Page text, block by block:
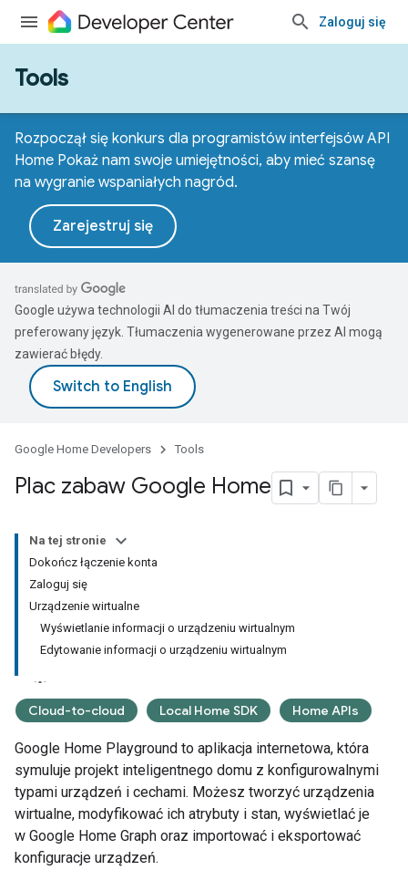
Zaloguj się
Tools
Rozpoczął się konkurs dla programistów interfejsów API
Home Pokaż nam swoje umiejętności, aby mieć szansę
na wygranie wspaniałych nagród.
Zarejestruj się
Google używa technologii AI do tłumaczenia treści na Twój
preferowany język. Tłumaczenia wygenerowane przez AI mogą
zawierać błędy.
Google Home Developers Tools
Plac zabaw Google Home
Na tej stronie
Dokończ łączenie konta
Zaloguj się
Urządzenie wirtualne
Wyświetlanie informacji o urządzeniu wirtualnym
Edytowanie informacji o urządzeniu wirtualnym
Cloud-to-cloud Local Home SDK Home APIs
Google Home Playground to aplikacja internetowa, która
symuluje projekt inteligentnego domu z konfigurowalnymi
typami urządzeń i cechami. Możesz tworzyć urządzenia
wirtualne, modyfikować ich atrybuty i stan, wyświetlać je
w Google Home Graph oraz importować i eksportować
konfiguracje urządzeń.